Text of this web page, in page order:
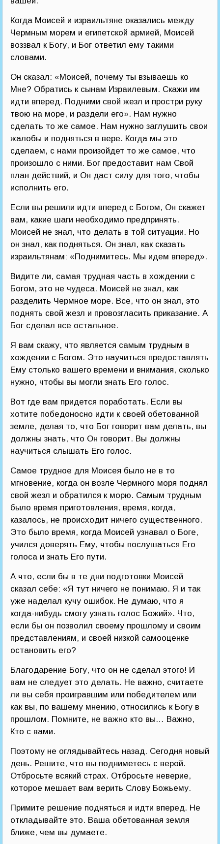
Когда Моисей и израильтяне оказались между
Чермным морем и египетской армией, Моисей
воззвал к Богу, и Бог ответил ему такими
словами.
Он сказал: «Моисей, почему ты взываешь ко
Мне? Обратись к сынам Израилевым. Скажи им
идти вперед. Подними свой жезл и простри руку
твою на море, и раздели его». Нам нужно
сделать то же самое. Нам нужно заглушить свои
жалобы и подняться в вере. Когда мы это
сделаем, с нами произойдет то же самое, что
произошло с ними. Бог предоставит нам Свой
план действий, и Он даст силу для того, чтобы
исполнить его.
Если вы решили идти вперед с Богом, Он скажет
вам, какие шаги необходимо предпринять.
Моисей не знал, что делать в той ситуации. Но
он знал, как подняться. Он знал, как сказать
израильтянам: «Поднимитесь. Мы идем вперед».
Видите ли, самая трудная часть в хождении с
Богом, это не чудеса. Моисей не знал, как
разделить Чермное море. Все, что он знал, это
поднять свой жезл и провозгласить приказание. А
Бог сделал все остальное.
Я вам скажу, что является самым трудным в
хождении с Богом. Это научиться предоставлять
Ему столько вашего времени и внимания, сколько
нужно, чтобы вы могли знать Его голос.
Вот где вам придется поработать. Если вы
хотите победоносно идти к своей обетованной
земле, делая то, что Бог говорит вам делать, вы
должны знать, что Он говорит. Вы должны
научиться слышать Его голос.
Самое трудное для Моисея было не в то
мгновение, когда он возле Чермного моря поднял
свой жезл и обратился к морю. Самым трудным
было время приготовления, время, когда,
казалось, не происходит ничего существенного.
Это было время, когда Моисей узнавал о Боге,
учился доверять Ему, чтобы послушаться Его
голоса и знать Его пути.
А что, если бы в те дни подготовки Моисей
сказал себе: «Я тут ничего не понимаю. Я и так
уже наделал кучу ошибок. Не думаю, что я
когда-нибудь смогу узнать голос Божий». Что,
если бы он позволил своему прошлому и своим
представлениям, и своей низкой самооценке
остановить его?
Благодарение Богу, что он не сделал этого! И
вам не следует это делать. Не важно, считаете
ли вы себя проигравшим или победителем или
как вы, по вашему мнению, относились к Богу в
прошлом. Помните, не важно кто вы… Важно,
Кто с вами.
Поэтому не оглядывайтесь назад. Сегодня новый
день. Решите, что вы подниметесь с верой.
Отбросьте всякий страх. Отбросьте неверие,
которое мешает вам верить Слову Божьему.
Примите решение подняться и идти вперед. Не
откладывайте это. Ваша обетованная земля
ближе, чем вы думаете.